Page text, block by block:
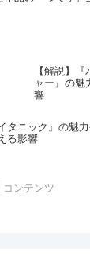
【解説】
ャー』の魅
響
タニック』の魅
る影響
コンテンツ